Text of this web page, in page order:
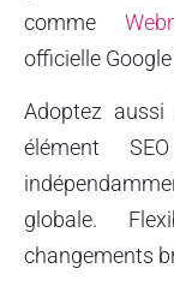
comme
officielle
Adoptez
élément
globale.
changements